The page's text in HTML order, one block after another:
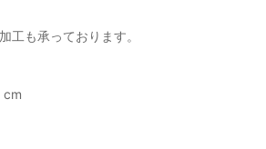
工も承っております。
cm